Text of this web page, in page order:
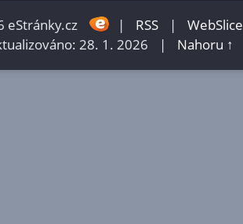
eStránky.cz | RSS |
WebSlice
28. 1. 2026
| Nahoru ↑